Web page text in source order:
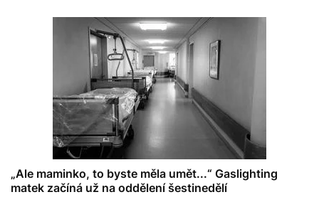
„Ale maminko, to byste měla umět...“ Gaslighting
matek začíná už na oddělení šestinedělí